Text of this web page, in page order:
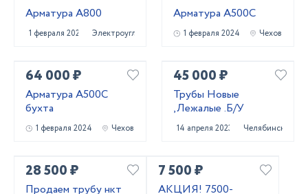
Арматура А800
1 февраля 2024 Электроугли
Арматура А500С
1 февраля 2024 Чехов
64 000 ₽
Арматура А500С
бухта
1 февраля 2024 Чехов
45 000 ₽
Трубы Новые
,Лежалые .Б/У
14 апреля 2023 Челябинск
28 500 ₽
Продаем трубу нкт
7 500 ₽
АКЦИЯ! 7500-